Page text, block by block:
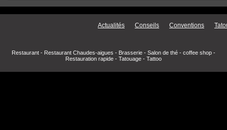
Menu secondaire
Actualités Conseils Conventions
Restaurant - Restaurant Chaudes-aigues - Brasserie - Salon de thé - coffee shop -
Restauration rapide - Tatouage - Tattoo